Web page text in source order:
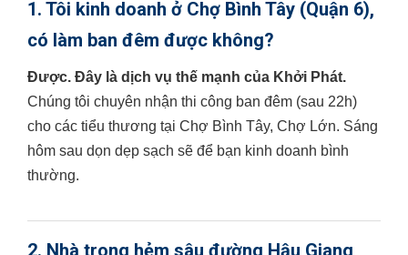
1. Tôi kinh doanh ở Chợ Bình Tây (Quận 6),
có làm ban đêm được không?
Được. Đây là dịch vụ thế mạnh của Khởi Phát.
Chúng tôi chuyên nhận thi công ban đêm (sau 22h)
cho các tiểu thương tại Chợ Bình Tây, Chợ Lớn. Sáng
hôm sau dọn dẹp sạch sẽ để bạn kinh doanh bình
thường.
2. Nhà trong hẻm sâu đường Hậu Giang